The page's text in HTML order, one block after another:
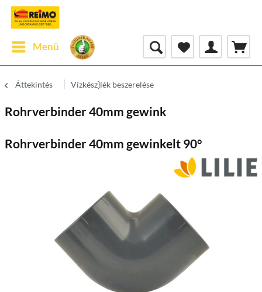
Menü
Áttekintés Vízkész}lék beszerelése
Rohrverbinder 40mm gewink
Rohrverbinder 40mm gewinkelt 90°